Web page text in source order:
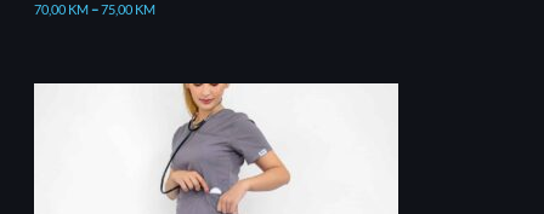
70,00 KM–75,00 KM